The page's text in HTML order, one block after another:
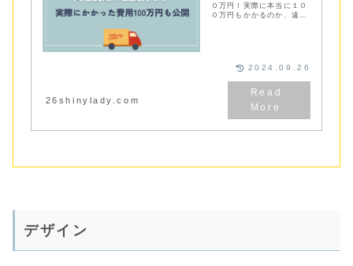
０万円！実際に本当に１０
０万円もかかるのか、遠距
26shinylady.com
2024.09.26
デザイン